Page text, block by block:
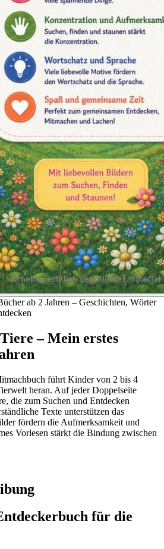
ab 2 Jahren – Geschichten, Wörter
– Mein erstes
führt Kinder von 2 bis 4
heran. Auf jeder Doppelseite
die zum Suchen und Entdecken
Texte unterstützen das
fördern die Aufmerksamkeit und
Vorlesen stärkt die Bindung zwischen
für die